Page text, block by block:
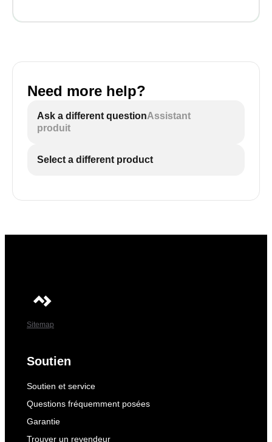
Need more help?
Ask a different questionAssistant
produit
Select a different product
Sitemap
Soutien
Soutien et service
Questions fréquemment posées
Garantie
Trouver un revendeur